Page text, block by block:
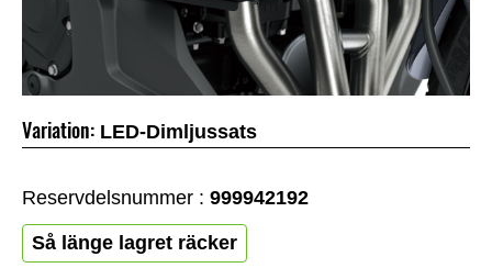
Variation: LED-Dimljussats
Reservdelsnummer : 999942192
Så länge lagret räcker